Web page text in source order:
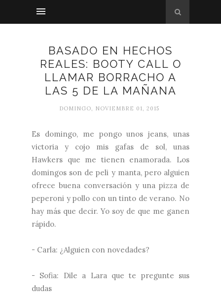
BASADO EN HECHOS
REALES: BOOTY CALL O
LLAMAR BORRACHO A
LAS 5 DE LA MAÑANA
DOMINGO, NOVIEMBRE 01, 2015
Es domingo, me pongo unos jeans, unas
victoria y cojo mis gafas de sol, unas
Hawkers que me tienen enamorada. Los
domingos son de peli y manta, pero alguien
ofrece buena conversación y una pizza de
peperoni y pollo con un tinto de verano. No
hay más que decir. Yo soy de que me ganen
rápido.
- Carla: ¿Alguien con novedades?
- Sofia: Dile a Lara que te pregunte sus
dudas